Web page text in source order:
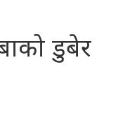
डुबेर